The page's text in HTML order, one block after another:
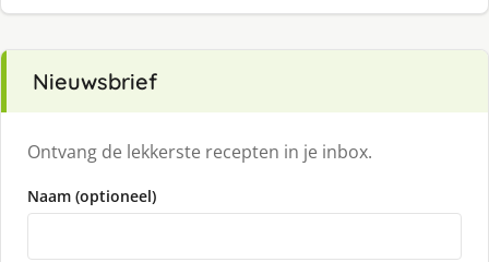
Nieuwsbrief
Ontvang de lekkerste recepten in je inbox.
Naam (optioneel)